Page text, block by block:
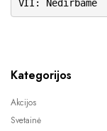
VII: Nedirbame
Kategorijos
Akcijos
Svetainė